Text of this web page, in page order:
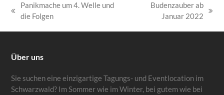
vorheriger
Panikmache um 4. Welle und
die Folgen
Budenzauber ab
Januar 2022
Über uns
Sie suchen eine einzigartige Tagungs- und Eventlocation im
Schwarzwald? Im Sommer wie im Winter, bei gutem wie bei